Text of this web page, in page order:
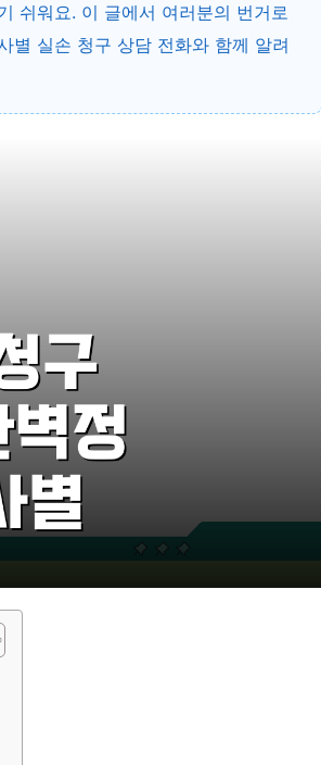
쉬워요. 이 글에서 여러분의 번거로
별 실손 청구 상담 전화와 함께 알려